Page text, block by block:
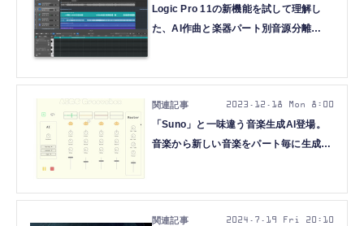
Logic Pro 11の新機能を試して理解し
た、AI作曲と楽器パート別音源分離
「Suno」と一味違う音楽生成AI登場。
音楽から新しい音楽をパート毎に生成
成AIウィークリー）
2023.12.18 Mon 8:00
2024.7.19 Fri 20:10